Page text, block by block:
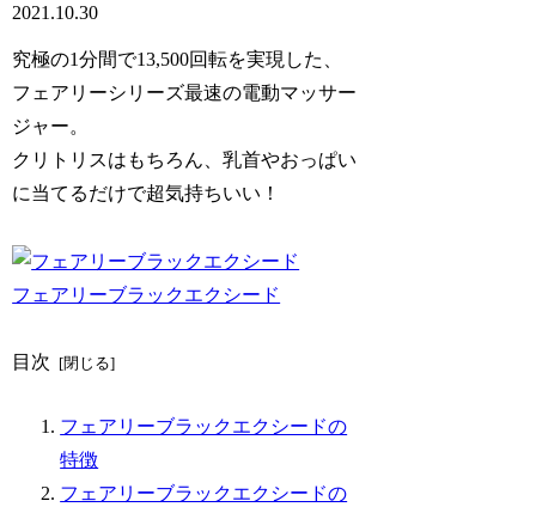
2021.10.30
究極の1分間で13,500回転を実現した、
フェアリーシリーズ最速の電動マッサー
ジャー。
クリトリスはもちろん、乳首やおっぱい
に当てるだけで超気持ちいい！
フェアリーブラックエクシード
目次
フェアリーブラックエクシードの
特徴
フェアリーブラックエクシードの